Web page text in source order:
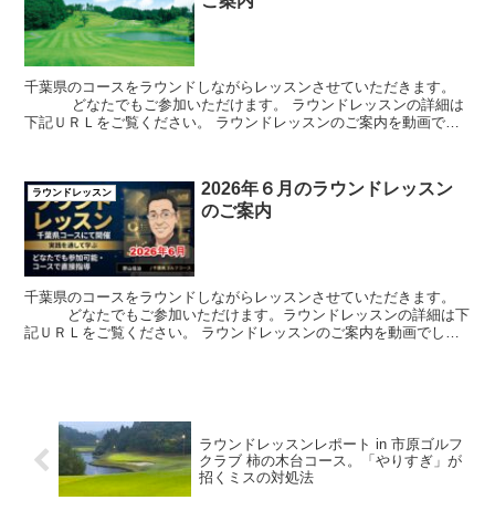
千葉県のコースをラウンドしながらレッスンさせていただきます。
どなたでもご参加いただけます。 ラウンドレッスンの詳細は
下記ＵＲＬをご覧ください。 ラウンドレッスンのご案内を動画でし
ラウンドレッスン
2026年６月のラウンドレッスン
のご案内
千葉県のコースをラウンドしながらレッスンさせていただきます。
どなたでもご参加いただけます。ラウンドレッスンの詳細は下
記ＵＲＬをご覧ください。 ラウンドレッスンのご案内を動画でして
ラウンドレッスンレポート in 市原ゴルフ
クラブ 柿の木台コース。「やりすぎ」が
招くミスの対処法